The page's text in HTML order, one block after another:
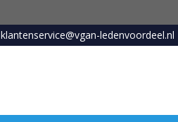
klantenservice@vgan-ledenvoordeel.nl